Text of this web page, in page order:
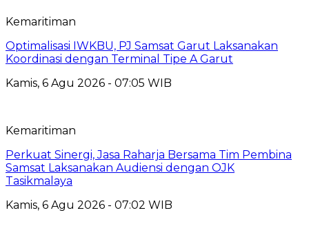
Kemaritiman
Optimalisasi IWKBU, PJ Samsat Garut Laksanakan
Koordinasi dengan Terminal Tipe A Garut
Kamis, 6 Agu 2026 - 07:05 WIB
Kemaritiman
Perkuat Sinergi, Jasa Raharja Bersama Tim Pembina
Samsat Laksanakan Audiensi dengan OJK
Tasikmalaya
Kamis, 6 Agu 2026 - 07:02 WIB